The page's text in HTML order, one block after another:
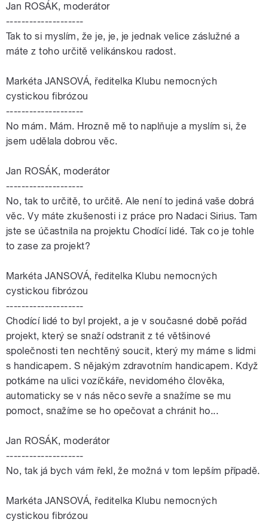
Jan ROSÁK, moderátor
--------------------
Tak to si myslím, že je, je, je jednak velice záslužné a
máte z toho určitě velikánskou radost.
Markéta JANSOVÁ, ředitelka Klubu nemocných
cystickou fibrózou
--------------------
No mám. Mám. Hrozně mě to naplňuje a myslím si, že
jsem udělala dobrou věc.
Jan ROSÁK, moderátor
--------------------
No, tak to určitě, to určitě. Ale není to jediná vaše dobrá
věc. Vy máte zkušenosti i z práce pro Nadaci Sirius. Tam
jste se účastnila na projektu Chodící lidé. Tak co je tohle
to zase za projekt?
Markéta JANSOVÁ, ředitelka Klubu nemocných
cystickou fibrózou
--------------------
Chodící lidé to byl projekt, a je v současné době pořád
projekt, který se snaží odstranit z té většinové
společnosti ten nechtěný soucit, který my máme s lidmi
s handicapem. S nějakým zdravotním handicapem. Když
potkáme na ulici vozíčkáře, nevidomého člověka,
automaticky se v nás něco sevře a snažíme se mu
pomoct, snažíme se ho opečovat a chránit ho...
Jan ROSÁK, moderátor
--------------------
No, tak já bych vám řekl, že možná v tom lepším případě.
Markéta JANSOVÁ, ředitelka Klubu nemocných
cystickou fibrózou